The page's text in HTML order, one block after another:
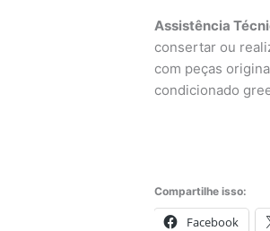
Assistência
consertar ou
com peças
condicionado
Compartilhe isso:
Facebook